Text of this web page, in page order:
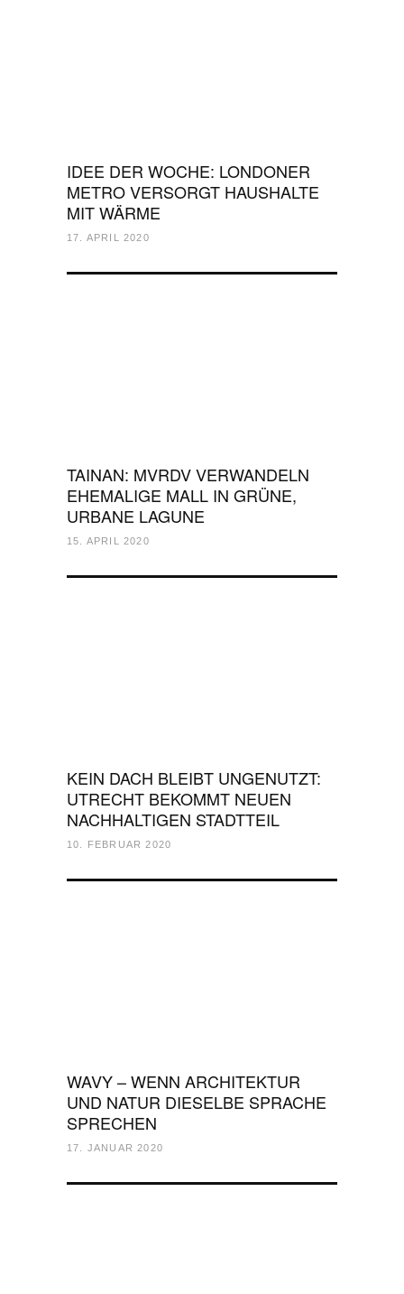
IDEE DER WOCHE: LONDONER
METRO VERSORGT HAUSHALTE
MIT WÄRME
17. APRIL 2020
TAINAN: MVRDV VERWANDELN
EHEMALIGE MALL IN GRÜNE,
URBANE LAGUNE
15. APRIL 2020
KEIN DACH BLEIBT UNGENUTZT:
UTRECHT BEKOMMT NEUEN
NACHHALTIGEN STADTTEIL
10. FEBRUAR 2020
WAVY – WENN ARCHITEKTUR
UND NATUR DIESELBE SPRACHE
SPRECHEN
17. JANUAR 2020